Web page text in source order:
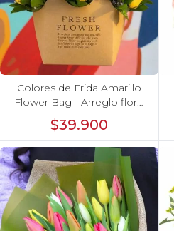
Colores de Frida Amarillo
Flower Bag - Arreglo floral
con rosas, claveles, estate y
limonium
$39.900